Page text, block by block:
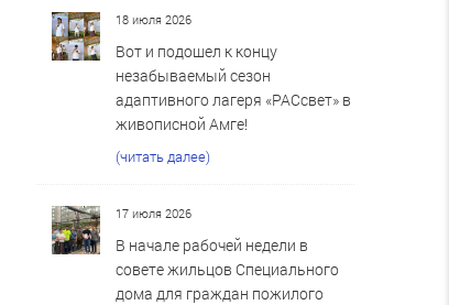
18 июля 2026
Вот и подошел к концу
незабываемый сезон
адаптивного лагеря «РАСсвет» в
живописной Амге!
(читать далее)
17 июля 2026
В начале рабочей недели в
совете жильцов Специального
дома для граждан пожилого